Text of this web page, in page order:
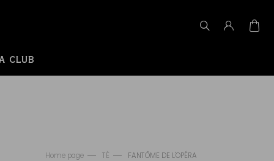
CLUB
Home page TÈ FANTÔME DE L'OPÉRA